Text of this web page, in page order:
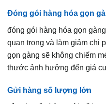
Đóng gói hàng hóa gọn
đóng gói hàng hóa gọn
quan trọng và làm giảm chi
gọn gàng sẽ không chiếm
thước ảnh hưởng đến giá
Gửi hàng số lượng lớn